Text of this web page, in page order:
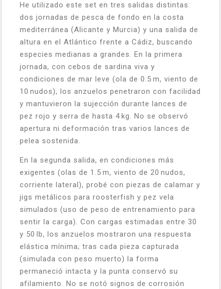
He utilizado este set en tres salidas distintas:
dos jornadas de pesca de fondo en la costa
mediterránea (Alicante y Murcia) y una salida de
altura en el Atlántico frente a Cádiz, buscando
especies medianas a grandes. En la primera
jornada, con cebos de sardina viva y
condiciones de mar leve (ola de 0.5 m, viento de
10 nudos), los anzuelos penetraron con facilidad
y mantuvieron la sujección durante lances de
pez rojo y serra de hasta 4 kg. No se observó
apertura ni deformación tras varios lances de
pelea sostenida.
En la segunda salida, en condiciones más
exigentes (olas de 1.5 m, viento de 20 nudos,
corriente lateral), probé con piezas de calamar y
jigs metálicos para roosterfish y pez vela
simulados (uso de peso de entrenamiento para
sentir la carga). Con cargas estimadas entre 30
y 50 lb, los anzuelos mostraron una respuesta
elástica mínima; tras cada pieza capturada
(simulada con peso muerto) la forma
permaneció intacta y la punta conservó su
afilamiento. No se notó signos de corrosión